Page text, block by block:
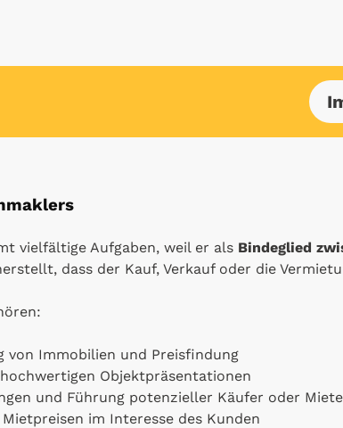
vielfältige Aufgaben, weil er als Bindeglied
dass der Kauf, Verkauf oder die
von Immobilien und Preisfindung
Objektpräsentationen
und Führung potenzieller Käufer oder
im Interesse des Kunden